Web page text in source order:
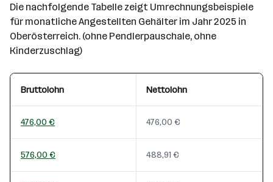
Die nachfolgende Tabelle zeigt Umrechnungsbeispiele
für monatliche Angestellten Gehälter im Jahr 2025 in
Oberösterreich. (ohne Pendlerpauschale, ohne
Kinderzuschlag)
Bruttolohn Nettolohn
476,00 € 476,00 €
576,00 € 488,91 €